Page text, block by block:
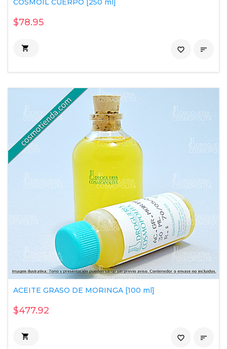
COSMOIL CUERPO [250 ml]
$78.95
 
favorite_border
ACEITE GRASO DE MORINGA [100 ml]
$477.92
 
favorite_border